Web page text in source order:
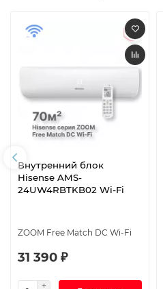
Внутренний блок
Hisense AMS-
24UW4RBTKB02 Wi-Fi
ZOOM Free Match DC Wi-Fi
31 390 ₽